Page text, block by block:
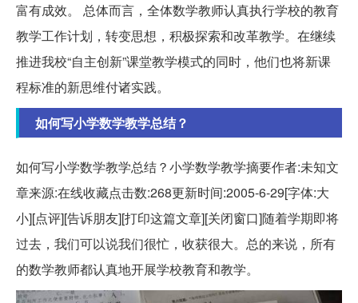
富有成效。 总体而言，全体数学教师认真执行学校的教育
教学工作计划，转变思想，积极探索和改革教学。在继续
推进我校“自主创新”课堂教学模式的同时，他们也将新课
程标准的新思维付诸实践。
如何写小学数学教学总结？
如何写小学数学教学总结？小学数学教学摘要作者:未知文
章来源:在线收藏点击数:268更新时间:2005-6-29[字体:大
小][点评][告诉朋友][打印这篇文章][关闭窗口]随着学期即将
过去，我们可以说我们很忙，收获很大。总的来说，所有
的数学教师都认真地开展学校教育和教学。